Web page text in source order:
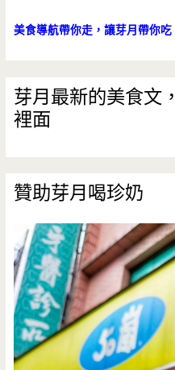
美食導航帶你走，讓芽月帶你吃
芽月最新的美食文
裡面
贊助芽月喝珍奶